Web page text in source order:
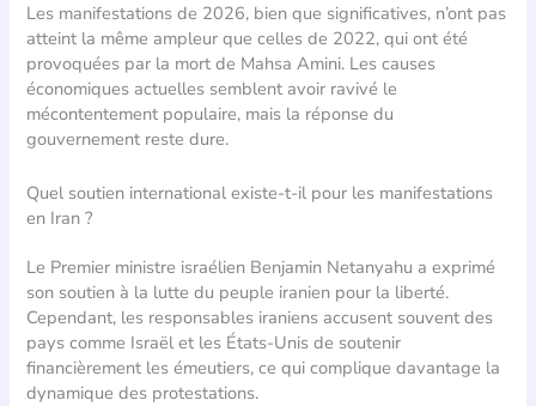
Les manifestations de 2026, bien que significatives, n’ont pas
atteint la même ampleur que celles de 2022, qui ont été
provoquées par la mort de Mahsa Amini. Les causes
économiques actuelles semblent avoir ravivé le
mécontentement populaire, mais la réponse du
gouvernement reste dure.
Quel soutien international existe-t-il pour les manifestations
en Iran ?
Le Premier ministre israélien Benjamin Netanyahu a exprimé
son soutien à la lutte du peuple iranien pour la liberté.
Cependant, les responsables iraniens accusent souvent des
pays comme Israël et les États-Unis de soutenir
financièrement les émeutiers, ce qui complique davantage la
dynamique des protestations.